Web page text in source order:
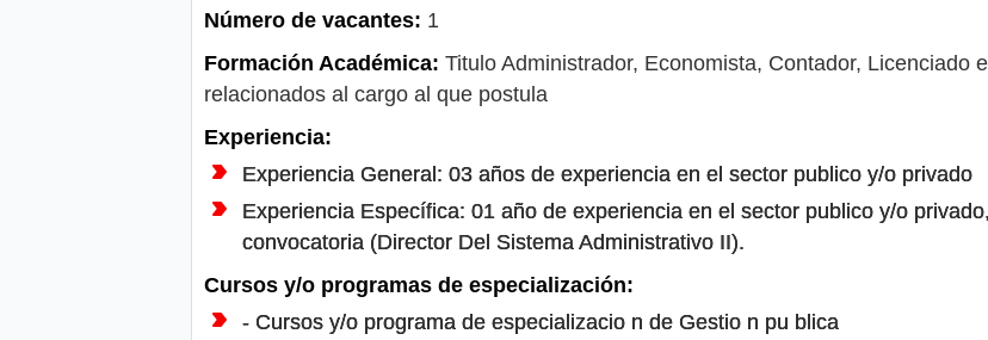
Número de vacantes: 1
Formación Académica: Titulo Administrador, Economista, Contador, Licenciado
relacionados al cargo al que postula
Experiencia:
Experiencia General: 03 años de experiencia en el sector publico y/o privado
Experiencia Específica: 01 año de experiencia en el sector publico y/o
convocatoria (Director Del Sistema Administrativo II).
Cursos y/o programas de especialización:
- Cursos y/o programa de especializacio n de Gestio n pu blica